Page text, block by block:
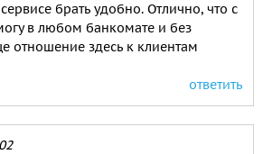
брать удобно. Отлично, что с
в любом банкомате и без
отношение здесь к клиентам
ответить